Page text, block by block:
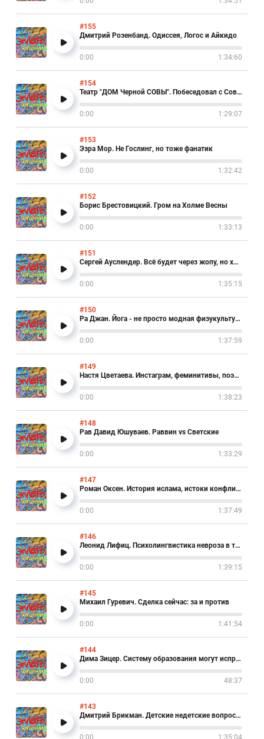
#155
Дмитрий Розенбанд. Одиссея, Логос и Айкидо
0:00 1:34:60
#154
Театр "ДОМ Черной СОВЫ". Побеседовал с Совой шоколадно-кремовый Герой
0:00 1:29:07
#153
Эзра Мор. Не Гослинг, но тоже фанатик
0:00 1:32:42
#152
Борис Брестовицкий. Гром на Холме Весны
0:00 1:33:13
#151
Сергей Ауслендер. Всё будет через жопу, но хорошо
0:00 1:35:15
#150
Ра Джан. Йога - не просто модная физукультурка
0:00 1:37:59
#149
Настя Цветаева. Инстаграм, феминитивы, поэзия и ПП (не про еду)
0:00 1:38:23
#148
Рав Давид Юшуваев. Раввин vs Светские
0:00 1:33:29
#147
Роман Оксен. История ислама, истоки конфликта
0:00 1:37:49
#146
Леонид Лифиц. Психолингвистика невроза в телеграме
0:00 1:39:15
#145
Михаил Гуревич. Сделка сейчас: за и против
0:00 1:41:54
#144
Дима Зицер. Систему образования могут исправить родители
0:00 48:37
#143
Дмитрий Брикман. Детские недетские вопросы для Леры